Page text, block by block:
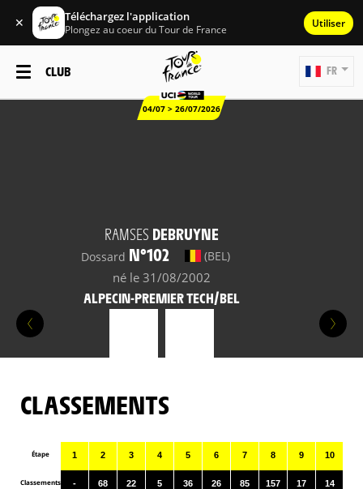
✕ Téléchargez l'application
Plongez au coeur du Tour de France Utiliser
CLUB
04/07 > 26/07/2026
FR
RAMSES DEBRUYNE
Dossard N°102 (BEL)
né le 31/08/2002
ALPECIN-PREMIER TECH/BEL
CLASSEMENTS
Étape
Classements
1
-
2
68
3
22
4
5
5
36
6
26
7
85
8
157
9
17
10
14